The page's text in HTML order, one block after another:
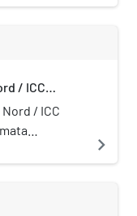
che
/ ICC
/ ICC
È
navigate_next